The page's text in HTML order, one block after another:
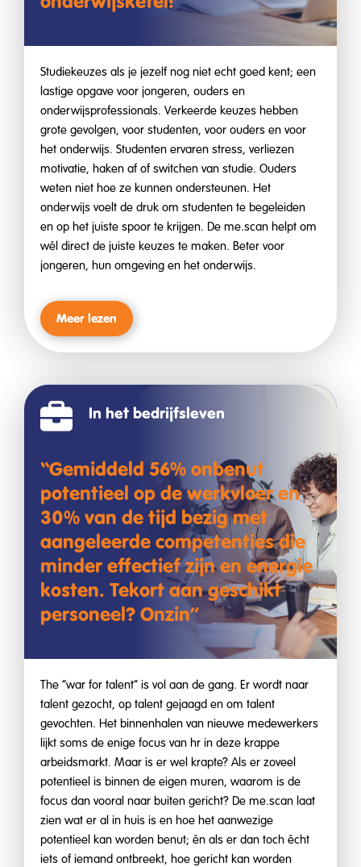
Studiekeuzes als je jezelf nog niet echt goed kent; een
lastige opgave voor jongeren, ouders en
onderwijsprofessionals. Verkeerde keuzes hebben
grote gevolgen, voor studenten, voor ouders en voor
het onderwijs. Studenten ervaren stress, verliezen
motivatie, haken af of switchen van studie. Ouders
weten niet hoe ze kunnen ondersteunen. Het
onderwijs voelt de druk om studenten te begeleiden
en op het juiste spoor te krijgen. De me.scan helpt om
wél direct de juiste keuzes te maken. Beter voor
jongeren, hun omgeving en het onderwijs.
Meer lezen
In het bedrijfsleven
“Gemiddeld 56% onbenut
potentieel op de werkvloer en
30% van de tijd bezig met
aangeleerde competenties die
minder effectief zijn en energie
kosten. Tekort aan geschikt
personeel? Onzin”
The “war for talent” is vol aan de gang. Er wordt naar
talent gezocht, op talent gejaagd en om talent
gevochten. Het binnenhalen van nieuwe medewerkers
lijkt soms de enige focus van hr in deze krappe
arbeidsmarkt. Maar is er wel krapte? Als er zoveel
potentieel is binnen de eigen muren, waarom is de
focus dan vooral naar buiten gericht? De me.scan laat
zien wat er al in huis is en hoe het aanwezige
potentieel kan worden benut; én als er dan toch écht
iets of iemand ontbreekt, hoe gericht kan worden